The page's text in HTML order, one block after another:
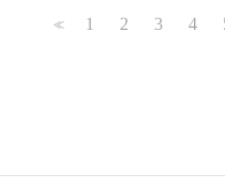
<< 1 2 3 4